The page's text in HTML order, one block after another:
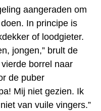
aangeraden om
In principe is
of loodgieter.
jongen,” brult de
borrel naar
de puber
Mij niet gezien. Ik
van vuile vingers.”